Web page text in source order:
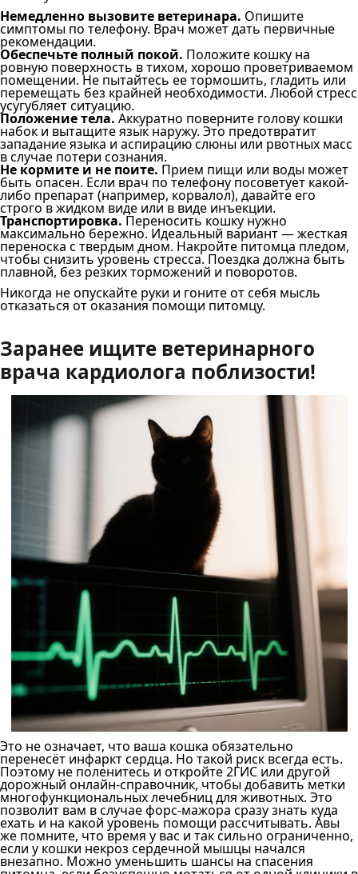
Немедленно вызовите ветеринара. Опишите
симптомы по телефону. Врач может дать первичные
рекомендации.
Обеспечьте полный покой. Положите кошку на
ровную поверхность в тихом, хорошо проветриваемом
помещении. Не пытайтесь ее тормошить, гладить или
перемещать без крайней необходимости. Любой стресс
усугубляет ситуацию.
Положение тела. Аккуратно поверните голову кошки
набок и вытащите язык наружу. Это предотвратит
западание языка и аспирацию слюны или рвотных масс
в случае потери сознания.
Не кормите и не поите. Прием пищи или воды может
быть опасен. Если врач по телефону посоветует какой-
либо препарат (например, корвалол), давайте его
строго в жидком виде или в виде инъекции.
Транспортировка.Переносить кошку нужно
максимально бережно. Идеальный вариант — жесткая
переноска с твердым дном. Накройте питомца пледом,
чтобы снизить уровень стресса. Поездка должна быть
плавной, без резких торможений и поворотов.
Никогда не опускайте руки и гоните от себя мысль
отказаться от оказания помощи питомцу.
Заранее ищите ветеринарного
врача кардиолога поблизости!
Это не означает, что ваша кошка обязательно
перенесёт инфаркт сердца. Но такой риск всегда есть.
Поэтому не поленитесь и откройте 2ГИС или другой
дорожный онлайн-справочник, чтобы добавить метки
многофункциональных лечебниц для животных. Это
позволит вам в случае форс-мажора сразу знать куда
ехать и на какой уровень помощи рассчитывать. Авы
же помните, что время у вас и так сильно ограниченно,
если у кошки некроз сердечной мышцы начался
внезапно. Можно уменьшить шансы на спасения